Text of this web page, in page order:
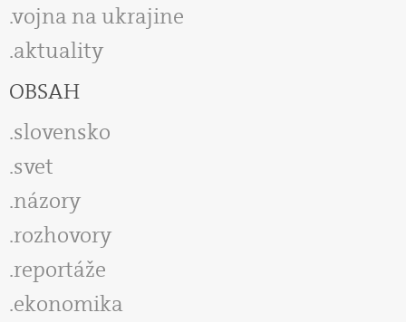
vojna na ukrajine
aktuality
OBSAH
slovensko
svet
názory
rozhovory
reportáže
ekonomika